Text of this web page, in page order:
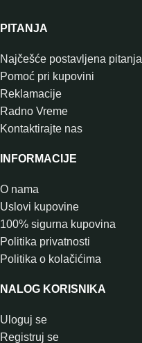
PITANJA
Najčešće postavljena pitanja
Pomoć pri kupovini
Reklamacije
Radno Vreme
Kontaktirajte nas
INFORMACIJE
O nama
Uslovi kupovine
100% sigurna kupovina
Politika privatnosti
Politika o kolačićima
NALOG KORISNIKA
Uloguj se
Registruj se